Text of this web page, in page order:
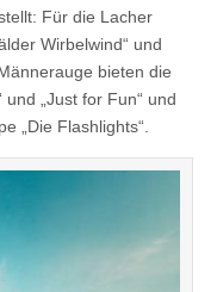
Für die Lacher
Wirbelwind“ und
bieten die
„Just for Fun“ und
„Die Flashlights“.